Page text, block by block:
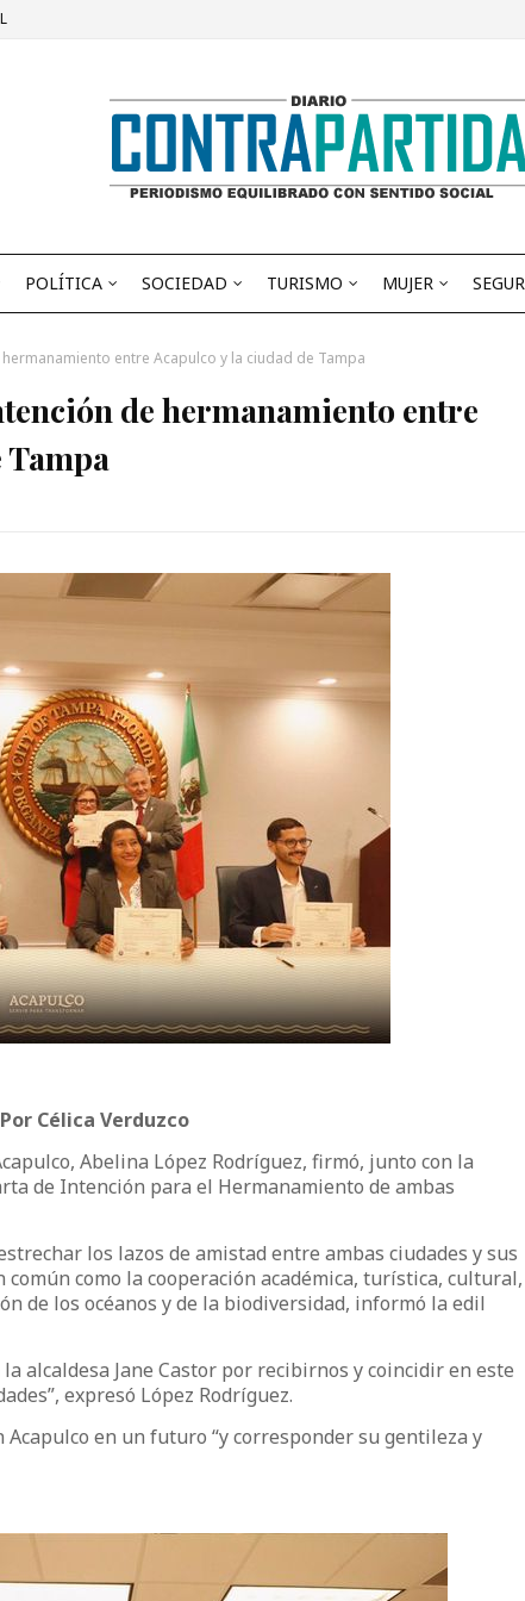
POLÍTICA SOCIEDAD TURISMO MUJER
entre Acapulco y la ciudad de Tampa
de hermanamiento entre
Tampa
Por Célica Verduzco
Abelina López Rodríguez, firmó, junto con la
de Intención para el Hermanamiento de ambas
los lazos de amistad entre ambas ciudades y sus
como la cooperación académica, turística, cultural,
de los océanos y de la biodiversidad, informó la edil
alcaldesa Jane Castor por recibirnos y coincidir en este
expresó López Rodríguez.
en un futuro “y corresponder su gentileza y